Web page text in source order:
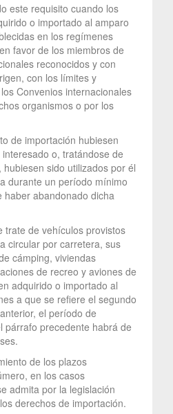
este requisito cuando los
o importado al amparo
en los regímenes
favor de los miembros de
reconocidos y con
con los límites y
Convenios internacionales
organismos o por los
de importación hubiesen
o, tratándose de
sido utilizados por él
durante un período mínimo
haber abandonado dicha
trate de vehículos provistos
circular por carretera, sus
cámping, viviendas
de recreo y aviones de
adquirido o importado al
a que se refiere el segundo
el período de
párrafo precedente habrá de
de los plazos
en los casos
admita por la legislación
derechos de importación.